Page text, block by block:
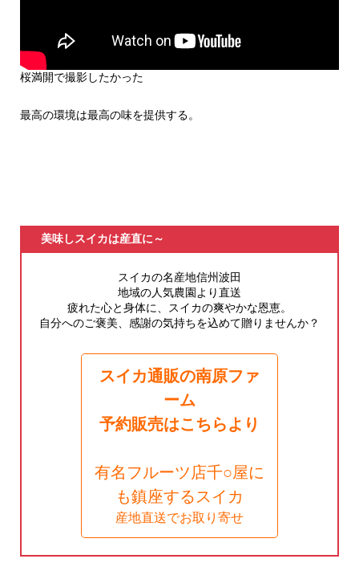
桜満開で撮影したかった
最高の環境は最高の味を提供する。
美味しスイカは産直に～
スイカの名産地信州波田
地域の人気農園より直送
疲れた心と身体に、スイカの爽やかな恩恵。
自分へのご褒美、感謝の気持ちを込めて贈りませんか？
スイカ通販の南原ファ
ーム
予約販売はこちらより
有名フルーツ店千○屋に
も鎮座するスイカ
産地直送でお取り寄せ